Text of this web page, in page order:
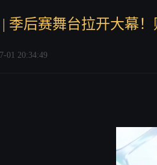
季后赛舞台拉开大幕
01 20:34:49